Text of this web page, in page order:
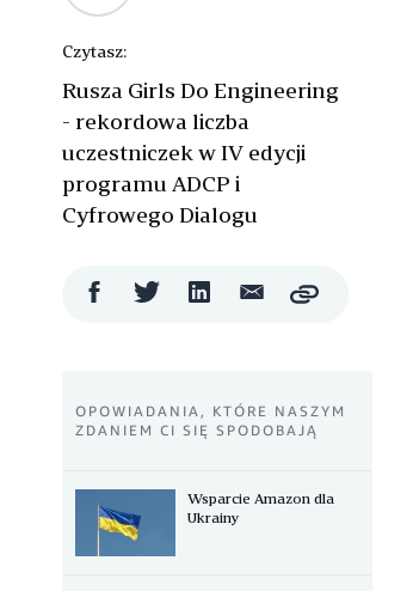
Czytasz:
Rusza Girls Do Engineering
- rekordowa liczba
uczestniczek w IV edycji
programu ADCP i
Cyfrowego Dialogu
UdostępnijUdostępnijUdostępnij
Wyślij
mailemCopy
OPOWIADANIA, KTÓRE NASZYM
ZDANIEM CI SIĘ SPODOBAJĄ
Wsparcie Amazon dla
Ukrainy